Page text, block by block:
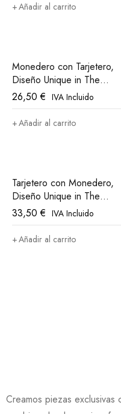
Añadir al carrito
Monedero con Tarjetero,
Diseño Unique in The
World Athletic Club Bilbao
26,50€ IVA Incluido
Añadir al carrito
Tarjetero con Monedero,
Diseño Unique in The
World Athletic Club Bilbao
33,50€ IVA Incluido
Añadir al carrito
Creamos piezas